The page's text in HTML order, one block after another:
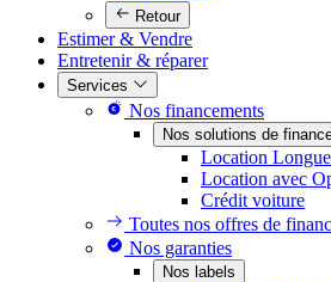
Retour
Estimer & Vendre
Entretenir & réparer
Services
Nos financements
Nos solutions de
Location
Location avec
Crédit voiture
Toutes nos offres de
Nos garanties
Nos labels